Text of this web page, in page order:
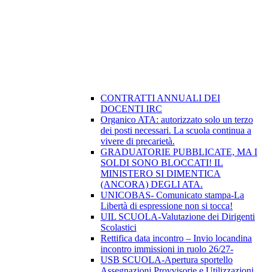
CONTRATTI ANNUALI DEI
DOCENTI IRC
Organico ATA: autorizzato solo un terzo
dei posti necessari. La scuola continua a
vivere di precarietà.
GRADUATORIE PUBBLICATE, MA I
SOLDI SONO BLOCCATI! IL
MINISTERO SI DIMENTICA
(ANCORA) DEGLI ATA.
UNICOBAS- Comunicato stampa-La
Libertà di espressione non si tocca!
UIL SCUOLA-Valutazione dei Dirigenti
Scolastici
Rettifica data incontro – Invio locandina
incontro immissioni in ruolo 26/27-
USB SCUOLA-Apertura sportello